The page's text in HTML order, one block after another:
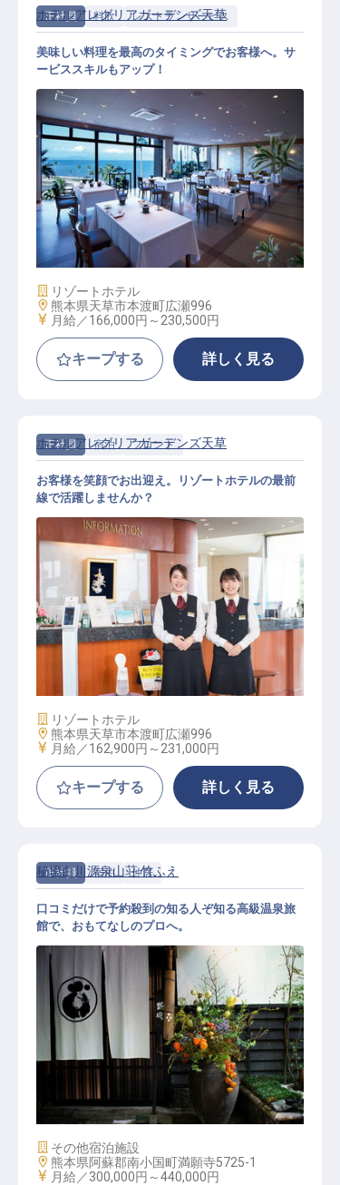
正社員 料飲 レストランサービス
宴会・レストランサービス係（賞与
年2回／未経験歓迎／研修制度あり
）
ホテルアレグリアガーデンズ天草
美味しい料理を最高のタイミングでお客様へ。サ
ービススキルもアップ！
施設業態
リゾートホテル
勤務地
熊本県天草市本渡町広瀬996
給与
月給／166,000円～ 230,500円
キープする 詳しく見る
正社員 宿泊 フロント
フロントおもてなし係（賞与年2回
／マイカー通勤OK／研修制度あり）
ホテルアレグリアガーデンズ天草
お客様を笑顔でお出迎え。リゾートホテルの最前
線で活躍しませんか？
施設業態
リゾートホテル
勤務地
熊本県天草市本渡町広瀬996
給与
月給／162,900円～ 231,000円
キープする 詳しく見る
正社員 宿泊 仲居
おもてなし係│引越し補助・寮有／
面接交通費全額負担／月8～15日休
秘境白川源泉山荘 竹ふえ
口コミだけで予約殺到の知る人ぞ知る高級温泉旅
館で、おもてなしのプロへ。
施設業態
その他宿泊施設
勤務地
熊本県阿蘇郡南小国町満願寺5725-1
給与
月給／300,000円～440,000円